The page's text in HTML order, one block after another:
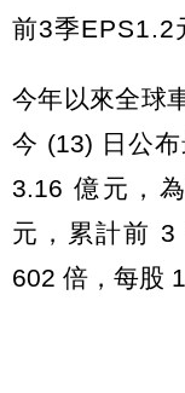
前3季EPS1.2
今年以來全球
今 (13) 日公
3.16 億元，
元，累計前 3
602 倍，每股